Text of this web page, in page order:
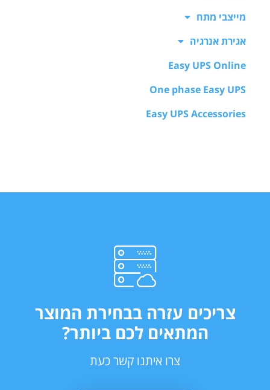
מייצבי מתח
אגירת אנרגיה
Easy UPS Online
One phase Easy UPS
Easy UPS Accessories
צריכים עזרה בבחירת המוצר
המתאים לכם ביותר?
צרו איתנו קשר כעת